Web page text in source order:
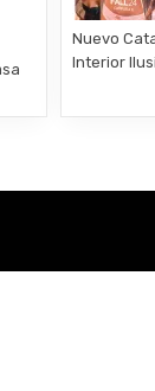
Nuevo
Interior